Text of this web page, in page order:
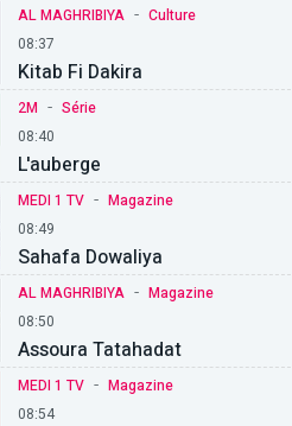
AL MAGHRIBIYA - Culture
08:37
Kitab Fi Dakira
2M - Série
08:40
L'auberge
MEDI 1 TV - Magazine
08:49
Sahafa Dowaliya
AL MAGHRIBIYA - Magazine
08:50
Assoura Tatahadat
MEDI 1 TV - Magazine
08:54